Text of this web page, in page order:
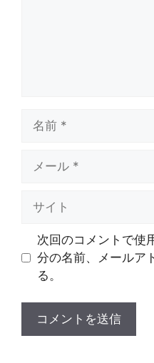
次回のコメントで使
分の名前、メールア
る。